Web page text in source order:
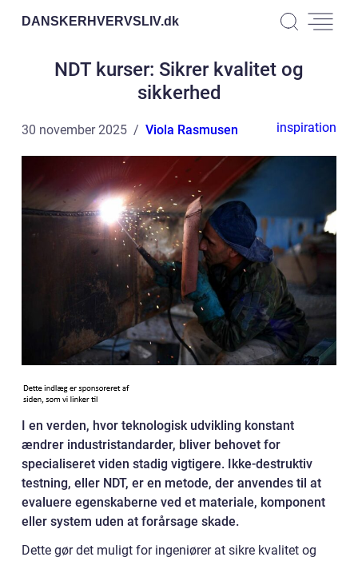
DANSKERHVERVSLIV.dk
NDT kurser: Sikrer kvalitet og
sikkerhed
30 november 2025 Viola Rasmusen inspiration
I en verden, hvor teknologisk udvikling konstant
ændrer industristandarder, bliver behovet for
specialiseret viden stadig vigtigere. Ikke-destruktiv
testning, eller NDT, er en metode, der anvendes til at
evaluere egenskaberne ved et materiale, komponent
eller system uden at forårsage skade.
Dette gør det muligt for ingeniører at sikre kvalitet og